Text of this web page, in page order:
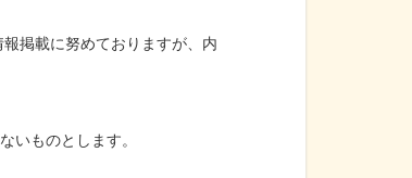
掲載に努めておりますが、内
いものとします。